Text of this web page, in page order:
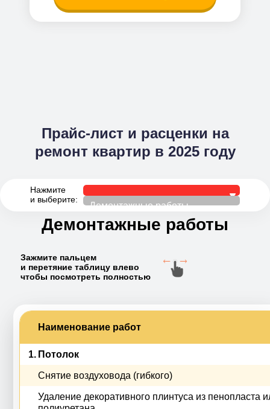
Прайс-лист и расценки на
ремонт квартир в 2025 году
Нажмите
и выберите:
Демонтажные работы
Сантехнические работы
Отделка
Демонтажные работы
Зажмите пальцем
и перетяние таблицу влево
чтобы посмотреть полностью
Наименование работ
1. Потолок
Снятие воздуховода (гибкого)
Удаление декоративного плинтуса из пенопласта